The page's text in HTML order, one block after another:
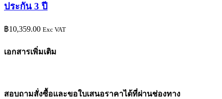
ประกัน 3 ปี
฿10,359.00 Exc VAT
เอกสารเพิ่มเติม
สอบถามสั่งซื้อและขอใบเสนอราคาได้ที่ผ่านช่องทาง